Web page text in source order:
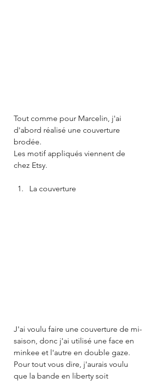
Tout comme pour Marcelin, j'ai
d'abord réalisé une couverture
brodée.
Les motif appliqués viennent de
chez Etsy.
La couverture
J'ai voulu faire une couverture de mi-
saison, donc j'ai utilisé une face en
minkee et l'autre en double gaze.
Pour tout vous dire, j'aurais voulu
que la bande en liberty soit